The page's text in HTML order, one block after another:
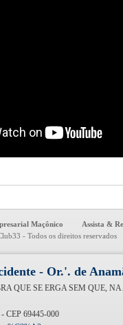
Maçônico Assista &
- Todos os direitos reservados
- Or.'. de
QUE SE ERGA SEM QUE,
CEP 69445-000